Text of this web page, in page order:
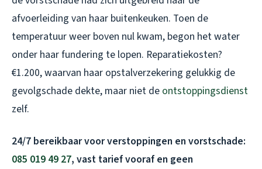
afvoerleiding van haar buitenkeuken. Toen de
temperatuur weer boven nul kwam, begon het water
onder haar fundering te lopen. Reparatiekosten?
€1.200, waarvan haar opstalverzekering gelukkig de
gevolgschade dekte, maar niet de ontstoppingsdienst
zelf.
24/7 bereikbaar voor verstoppingen en vorstschade:
085 019 49 27, vast tarief vooraf en geen